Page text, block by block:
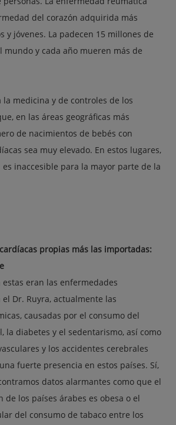
del corazón adquirida más
y jóvenes. La padecen 15 millones de
mundo y cada año mueren más de
la medicina y de controles de los
en las áreas geográficas más
de nacimientos de bebés con
sea muy elevado. En estos lugares,
inaccesible para la mayor parte de la
propias más las importadas:
eran las enfermedades
Dr. Ruyra, actualmente las
causadas por el consumo del
, la diabetes y el sedentarismo, así como
y los accidentes cerebrales
fuerte presencia en estos países. Sí,
datos alarmantes como que el
de los países árabes es obesa o el
del consumo de tabaco entre los